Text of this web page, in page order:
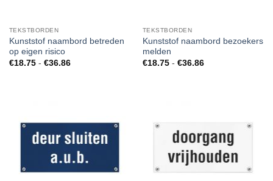
TEKSTBORDEN
Kunststof naambord betreden
op eigen risico
€18.75 - €36.86Prijsklasse:
TEKSTBORDEN
Kunststof naambord bezoekers
melden
€18.75 - €36.86Prijsklasse: